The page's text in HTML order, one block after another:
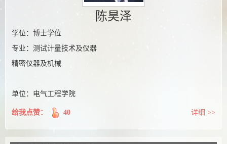
陈昊泽
学位：博士学位
专业：测试计量技术及仪器
精密仪器及机械
单位：电气工程学院
给我点赞： 40 详细 >>